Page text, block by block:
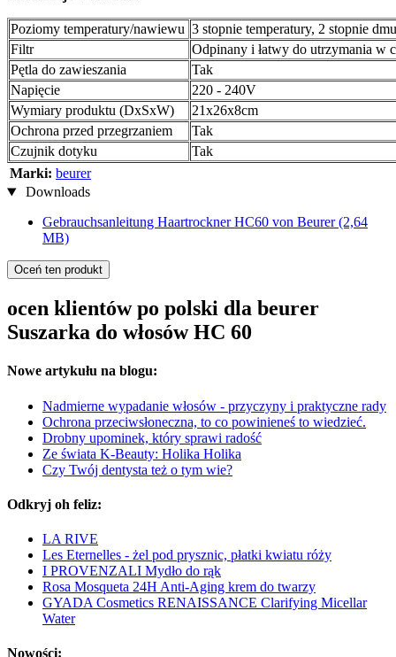
Poziomy temperatury/nawiewu 3 stopnie temperatury, 2 stopnie
Filtr
Odpinany i łatwy do utrzymania w
Pętla do zawieszania
Tak
Napięcie
220 - 240V
Wymiary produktu (DxSxW)
21x26x8cm
Ochrona przed przegrzaniem
Tak
Czujnik dotyku
Tak
Marki: beurer
Downloads
Gebrauchsanleitung Haartrockner HC60 von Beurer(2,64
MB)
Oceń ten produkt
ocen klientów po polski dla beurer
Suszarka do włosów HC 60
Nowe artykułu na blogu:
Nadmierne wypadanie włosów - przyczyny i praktyczne rady
Ochrona przeciwsłoneczna, to co powinieneś to wiedzieć.
Drobny upominek, który sprawi radość
Ze świata K-Beauty: Holika Holika
Czy Twój dentysta też o tym wie?
Odkryj oh feliz:
LA RIVE
Les Eternelles - żel pod prysznic, płatki kwiatu róży
I PROVENZALI Mydło do rąk
Rosa Mosqueta 24H Anti-Aging krem do twarzy
GYADA Cosmetics RENAISSANCE Clarifying Micellar
Water
Nowości: